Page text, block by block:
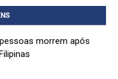
morrem após